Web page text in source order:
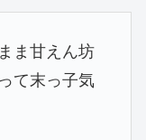
ま甘えん坊
て末っ子気